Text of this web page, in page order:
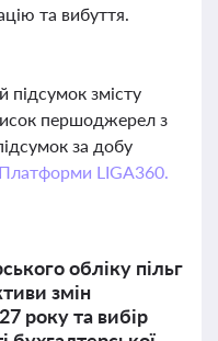
та вибуття.
змісту
першоджерел з
за добу
Платформи LIGA360.
обліку пільг
змін
року та вибір